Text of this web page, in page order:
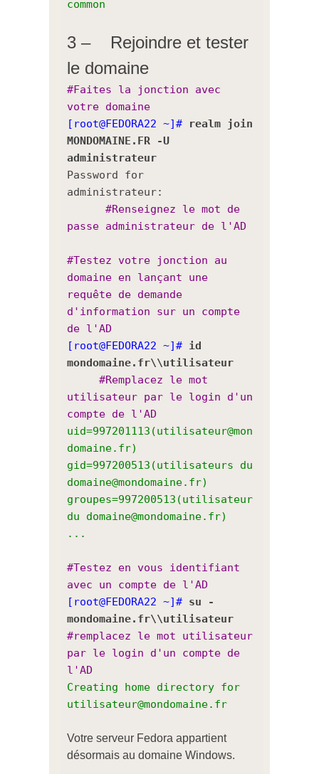
common
3 – Rejoindre et tester
le domaine
#Faites la jonction avec
votre domaine
[root@FEDORA22 ~]#
realm join
MONDOMAINE.FR -U
administrateur
Password for
administrateur:
#Renseignez le mot de
passe administrateur de l'AD
#Testez votre jonction au
domaine en lançant une
requête de demande
d'information sur un compte
de l'AD
[root@FEDORA22 ~]# id
mondomaine.fr\\utilisateur
#Remplacez le mot
utilisateur par le login d'un
compte de l'AD
uid=997201113(utilisateur@mon
domaine.fr)
gid=997200513(utilisateurs du
domaine@mondomaine.fr)
groupes=997200513(utilisateur
du domaine@mondomaine.fr)
...
#Testez en vous identifiant
avec un compte de l'AD
[root@FEDORA22 ~]# su -
mondomaine.fr\\utilisateur
#remplacez le mot utilisateur
par le login d'un compte de
l'AD
Creating home directory for
utilisateur@mondomaine.fr
Votre serveur Fedora appartient
désormais au domaine Windows.